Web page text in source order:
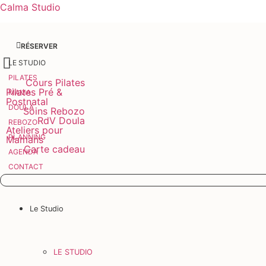
Calma Studio
RÉSERVER
Cours Pilates
Pilates Pré &
Postnatal
Soins Rebozo
RdV Doula
Ateliers pour
Mamans
Carte cadeau
LE STUDIO
PILATES
MAMA
DOULA
REBOZO
PLANNING
AGENDA
CONTACT
Le Studio
LE STUDIO